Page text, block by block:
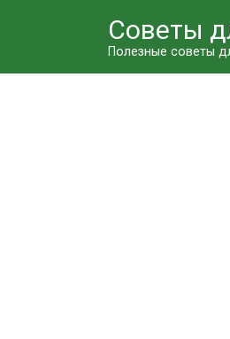
Советы
Полезные советы